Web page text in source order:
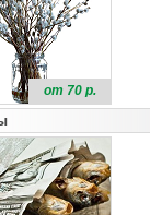
от 70 р.